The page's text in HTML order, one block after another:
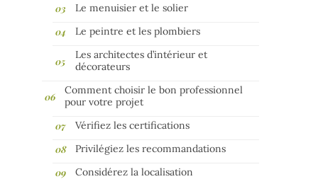
Le menuisier et le solier
Le peintre et les plombiers
Les architectes d’intérieur et
décorateurs
Comment choisir le bon professionnel
pour votre projet
Vérifiez les certifications
Privilégiez les recommandations
Considérez la localisation